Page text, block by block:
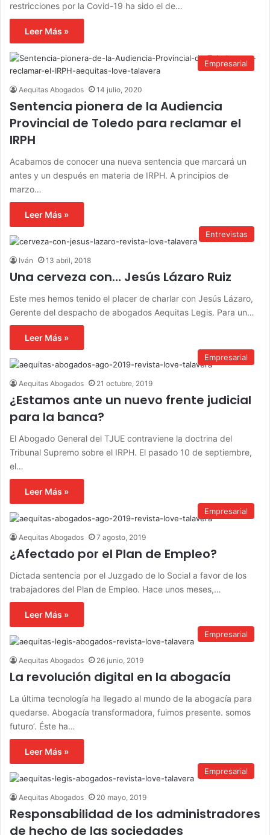
restricciones por la Covid-19 ha sido el de…
Leer Más »
Empresarial
Aequitas Abogados 14 julio, 2020
Sentencia pionera de la Audiencia
Provincial de Toledo para reclamar el
IRPH
Acabamos de conocer una nueva sentencia que marcará un
antes y un después en materia de IRPH. A principios de
marzo…
Leer Más »
Entrevistas
Iván 13 abril, 2018
Una cerveza con… Jesús Lázaro Ruiz
Este mes hemos tenido el placer de charlar con Jesús Lázaro,
Gerente del despacho de abogados Aequitas Legis. Para un…
Leer Más »
Empresarial
Aequitas Abogados 21 octubre, 2019
¿Estamos ante un nuevo frente judicial
para la banca?
El Abogado General del TJUE contraviene la doctrina del
Tribunal Supremo sobre el IRPH. El pasado 10 de septiembre,
el…
Leer Más »
Empresarial
Aequitas Abogados 7 agosto, 2019
¿Afectado por el Plan de Empleo?
Dictada sentencia por el Juzgado de lo Social a favor de los
trabajadores del Plan de Empleo. Hace unos meses,…
Leer Más »
Empresarial
Aequitas Abogados 26 junio, 2019
La revolución digital en la abogacía
La última tecnología ha llegado al mundo de la abogacía para
quedarse. Abogacía transformadora, fuimos presente. somos
futuro’. Éste ha…
Leer Más »
Empresarial
Aequitas Abogados 20 mayo, 2019
Responsabilidad de los administradores
de hecho de las sociedades